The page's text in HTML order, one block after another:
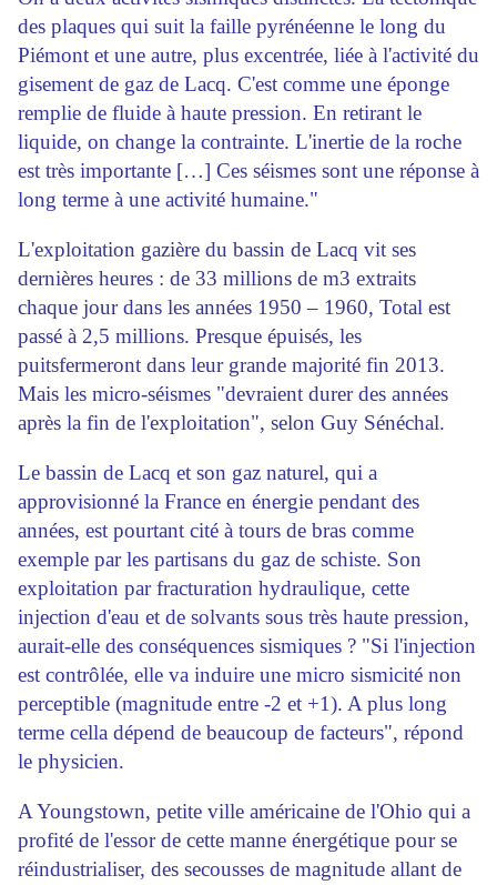
des plaques qui suit la faille pyrénéenne le long du
Piémont et une autre, plus excentrée, liée à l'activité du
gisement de gaz de Lacq. C'est comme une éponge
remplie de fluide à haute pression. En retirant le
liquide, on change la contrainte. L'inertie de la roche
est très importante […] Ces séismes sont une réponse à
long terme à une activité humaine."
L'exploitation gazière du bassin de Lacq vit ses
dernières heures : de 33 millions de m3 extraits
chaque jour dans les années 1950 – 1960, Total est
passé à 2,5 millions. Presque épuisés, les
puitsfermeront dans leur grande majorité fin 2013.
Mais les micro-séismes "devraient durer des années
après la fin de l'exploitation", selon Guy Sénéchal.
Le bassin de Lacq et son gaz naturel, qui a
approvisionné la France en énergie pendant des
années, est pourtant cité à tours de bras comme
exemple par les partisans du gaz de schiste. Son
exploitation par fracturation hydraulique, cette
injection d'eau et de solvants sous très haute pression,
aurait-elle des conséquences sismiques ? "Si l'injection
est contrôlée, elle va induire une micro sismicité non
perceptible (magnitude entre -2 et +1). A plus long
terme cella dépend de beaucoup de facteurs", répond
le physicien.
A Youngstown, petite ville américaine de l'Ohio qui a
profité de l'essor de cette manne énergétique pour se
réindustrialiser, des secousses de magnitude allant de